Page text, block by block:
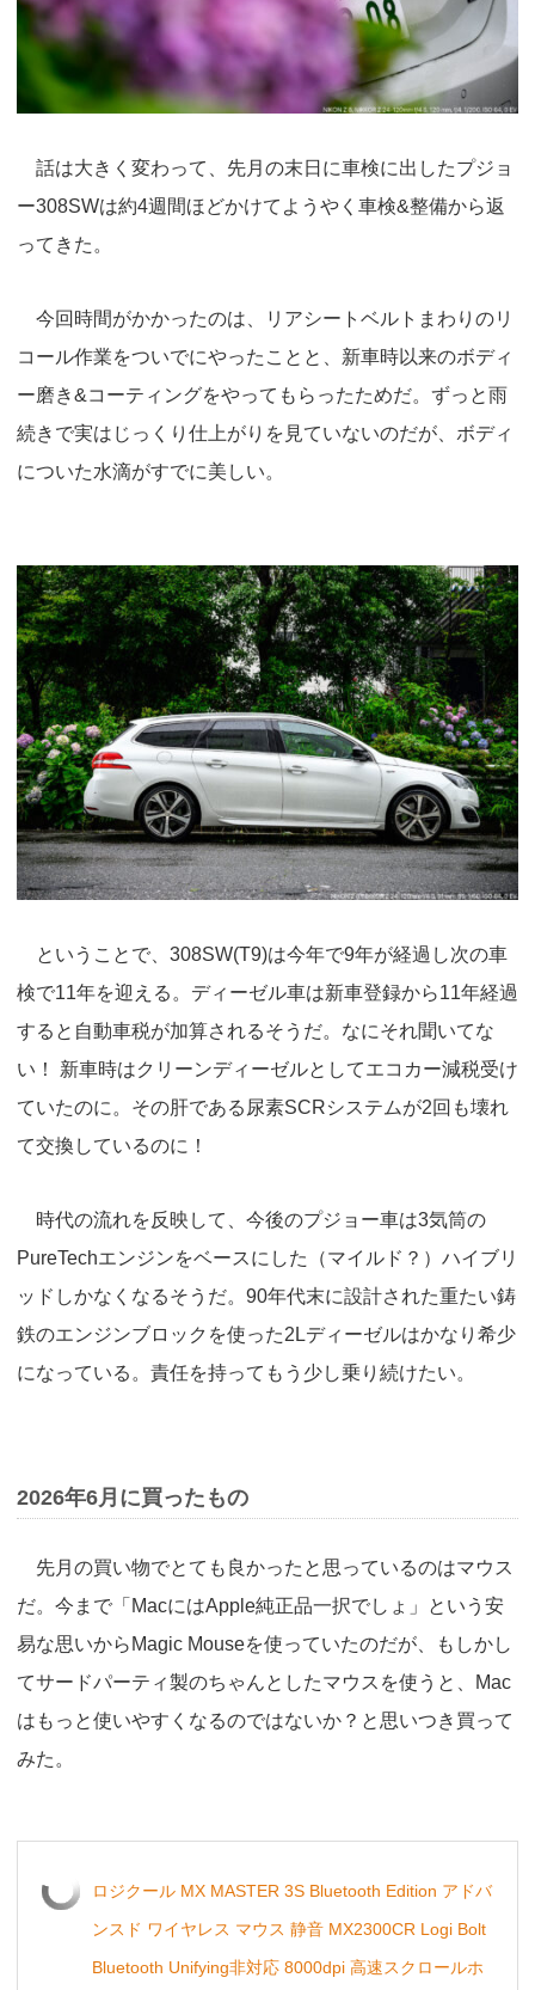
話は大きく変わって、先月の末日に車検に出したプジョ
ー308SWは約4週間ほどかけてようやく車検&整備から返
ってきた。
今回時間がかかったのは、リアシートベルトまわりのリ
コール作業をついでにやったことと、新車時以来のボディ
ー磨き&コーティングをやってもらったためだ。ずっと雨
続きで実はじっくり仕上がりを見ていないのだが、ボディ
についた水滴がすでに美しい。
ということで、308SW(T9)は今年で9年が経過し次の車
検で11年を迎える。ディーゼル車は新車登録から11年経過
すると自動車税が加算されるそうだ。なにそれ聞いてな
い！ 新車時はクリーンディーゼルとしてエコカー減税受け
ていたのに。その肝である尿素SCRシステムが2回も壊れ
て交換しているのに！
時代の流れを反映して、今後のプジョー車は3気筒の
PureTechエンジンをベースにした（マイルド？）ハイブリ
ッドしかなくなるそうだ。90年代末に設計された重たい鋳
鉄のエンジンブロックを使った2Lディーゼルはかなり希少
になっている。責任を持ってもう少し乗り続けたい。
2026年6月に買ったもの
先月の買い物でとても良かったと思っているのはマウス
だ。今まで「MacにはApple純正品一択でしょ」という安
易な思いからMagic Mouseを使っていたのだが、もしかし
てサードパーティ製のちゃんとしたマウスを使うと、Mac
はもっと使いやすくなるのではないか？と思いつき買って
みた。
ロジクール MX MASTER 3S Bluetooth Edition アドバ
ンスド ワイヤレス マウス 静音 MX2300CR Logi Bolt
Bluetooth Unifying非対応 8000dpi 高速スクロールホ